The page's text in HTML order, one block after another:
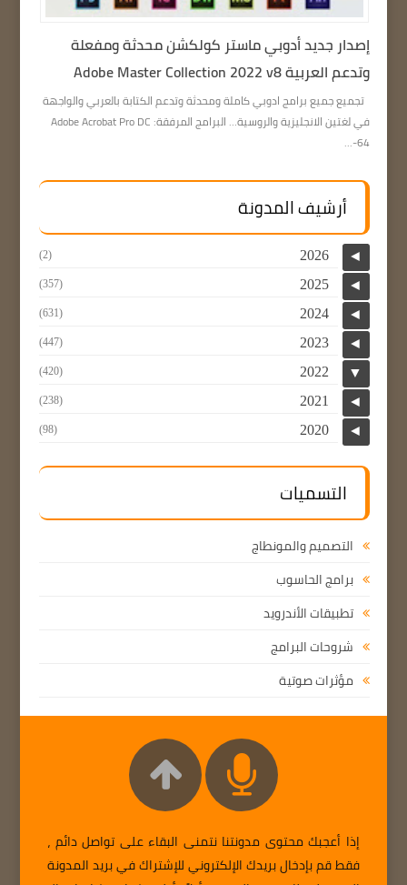
إصدار جديد أدوبي ماستر كولكشن محدثة ومفعلة
وتدعم العربية Adobe Master Collection 2022 v8
تجميع جميع برامج ادوبي كاملة ومحدثة وتدعم الكتابة بالعربي والواجهة
في لغتين الانجليزية والروسية… البرامج المرفقة: Adobe Acrobat Pro DC
64-...
أرشيف المدونة
◄
2026
(2)
◄
2025
(357)
◄
2024
(631)
◄
2023
(447)
▼
2022
(420)
◄
2021
(238)
◄
2020
(98)
التسميات
التصميم والمونطاج
برامج الحاسوب
تطبيقات الأندرويد
شروحات البرامج
مؤثرات صوتية
إذا أعجبك محتوى مدونتنا نتمنى البقاء على تواصل دائم ،
فقط قم بإدخال بريدك الإلكتروني للإشتراك في بريد المدونة